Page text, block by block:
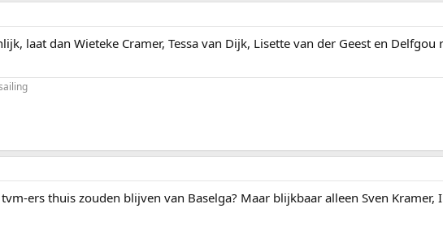
laat dan Wieteke Cramer, Tessa van Dijk, Lisette van der Geest en
ers thuis zouden blijven van Baselga? Maar blijkbaar alleen Sven Kramer,